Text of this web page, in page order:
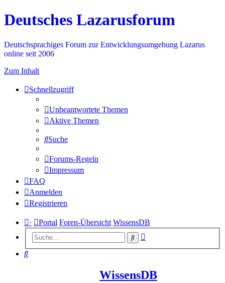
Deutsches Lazarusforum
Deutschsprachiges Forum zur Entwicklungsumgebung Lazarus
online seit 2006
Zum Inhalt
Schnellzugriff
Unbeantwortete Themen
Aktive Themen
Suche
Forums-Regeln
Impressum
FAQ
Anmelden
Registrieren
· Portal Foren-Übersicht WissensDB
Suche
Suche
WissensDB